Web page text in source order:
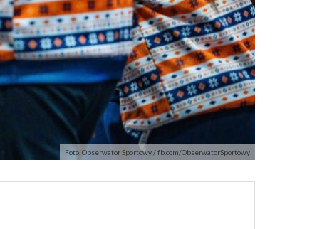
Foto. Obserwator Sportowy / fb.com/ObserwatorSportowy